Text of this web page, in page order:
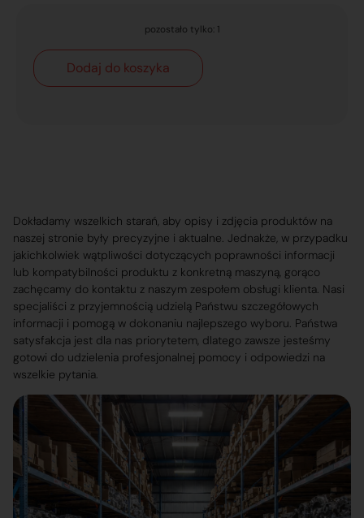
pozostało tylko: 1
Dodaj do koszyka
Dokładamy wszelkich starań, aby opisy i zdjęcia produktów na
naszej stronie były precyzyjne i aktualne. Jednakże, w przypadku
jakichkolwiek wątpliwości dotyczących poprawności informacji
lub kompatybilności produktu z konkretną maszyną, gorąco
zachęcamy do kontaktu z naszym zespołem obsługi klienta. Nasi
specjaliści z przyjemnością udzielą Państwu szczegółowych
informacji i pomogą w dokonaniu najlepszego wyboru. Państwa
satysfakcja jest dla nas priorytetem, dlatego zawsze jesteśmy
gotowi do udzielenia profesjonalnej pomocy i odpowiedzi na
wszelkie pytania.